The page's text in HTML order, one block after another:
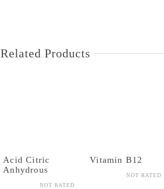
Related Products
Acid Citric
Anhydrous
NOT RATED
Vitamin B12
NOT RATED